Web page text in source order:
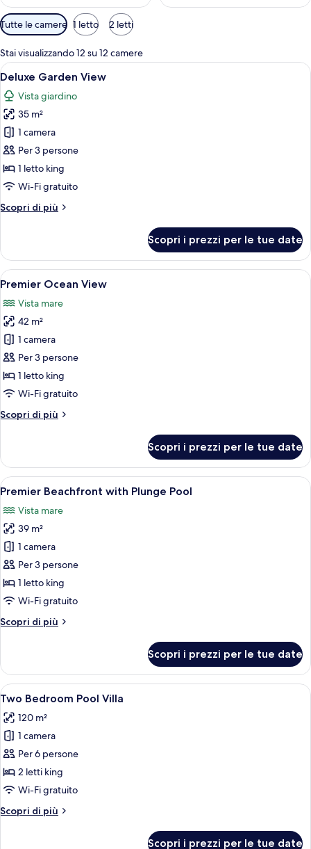
Filtri
disponibili
per
le
camere
Tutte le camere 1 letto 2 letti
Stai visualizzando 12 su 12 camere
Apri
tutte
le
foto
per
Deluxe
Garden
View
Un'ampia camera da letto con un
12
Deluxe Garden View
Vista giardino
35 m²
1 camera
Per 3 persone
1 letto king
Wi-Fi gratuito
Scopri di più
Altri
Garden
View
Scopri i prezzi per le tue date
Apri
tutte
le
foto
per
Premier
Ocean
View
Una camera da letto moderna con
17
Premier Ocean View
Vista mare
42 m²
1 camera
Per 3 persone
1 letto king
Wi-Fi gratuito
Scopri di più
Altri
Ocean
View
Scopri i prezzi per le tue date
Apri
tutte
le
foto
per
Premier
Beachfront
with
Pool
Camera da letto moderna con un
8
Premier Beachfront with Plunge Pool
Vista mare
39 m²
1 camera
Per 3 persone
1 letto king
Wi-Fi gratuito
Scopri di più
Altri
Beachfront
with
Plunge
Scopri i prezzi per le tue date
Apri
tutte
le
foto
per
Two
Bedroom
Villa
Camera d'albergo con un letto
11
Two Bedroom Pool Villa
120 m²
1 camera
Per 6 persone
2 letti king
Wi-Fi gratuito
Scopri di più
Altri
Scopri i prezzi per le tue date